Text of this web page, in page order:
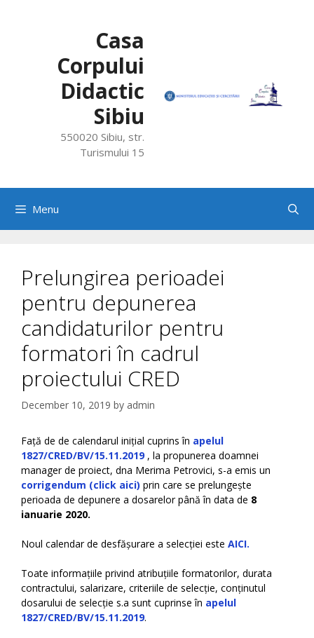
Casa
Corpului
Didactic
Sibiu
550020 Sibiu, str.
Turismului 15
Menu
Prelungirea perioadei
pentru depunerea
candidaturilor pentru
formatori în cadrul
proiectului CRED
December 10, 2019 by admin
Față de de calendarul inițial cuprins în apelul
1827/CRED/BV/15.11.2019 , la propunerea doamnei
manager de proiect, dna Merima Petrovici, s-a emis un
corrigendum (click aici) prin care se prelungește
perioada de depunere a dosarelor până în data de 8
ianuarie 2020.
Noul calendar de desfășurare a selecției este AICI.
Toate informațiile privind atribuțiile formatorilor, durata
contractului, salarizare, criteriile de selecție, conținutul
dosarului de selecție s.a sunt cuprinse în apelul
1827/CRED/BV/15.11.2019.